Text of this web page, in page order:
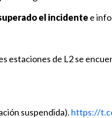
el incidente e
estaciones de L2 se
suspendida). https://